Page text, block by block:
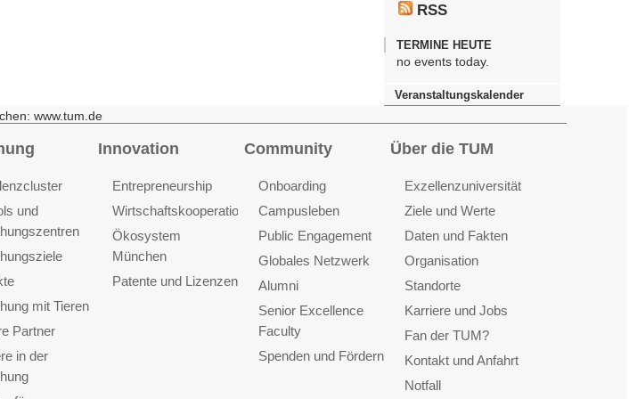
RSS
TERMINE HEUTE
no events today.
Veranstaltungskalender
www.tum.de
und
mit Tieren
Partner
in der
Innovation
Entrepreneurship
Wirtschaftskooperationen
Ökosystem
München
Patente und Lizenzen
Community
Onboarding
Campusleben
Public Engagement
Globales Netzwerk
Alumni
Senior Excellence
Faculty
Spenden und Fördern
Über die TUM
Exzellenzuniversität
Ziele und Werte
Daten und Fakten
Organisation
Standorte
Karriere und Jobs
Fan der TUM?
Kontakt und Anfahrt
Notfall